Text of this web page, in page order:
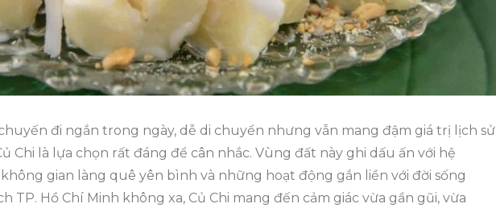
đi ngắn trong ngày, dễ di chuyển nhưng vẫn mang đậm giá trị lịch sử
Chi là lựa chọn rất đáng để cân nhắc. Vùng đất này ghi dấu ấn với hệ
gian làng quê yên bình và những hoạt động gắn liền với đời sống
TP. Hồ Chí Minh không xa, Củ Chi mang đến cảm giác vừa gần gũi, vừa